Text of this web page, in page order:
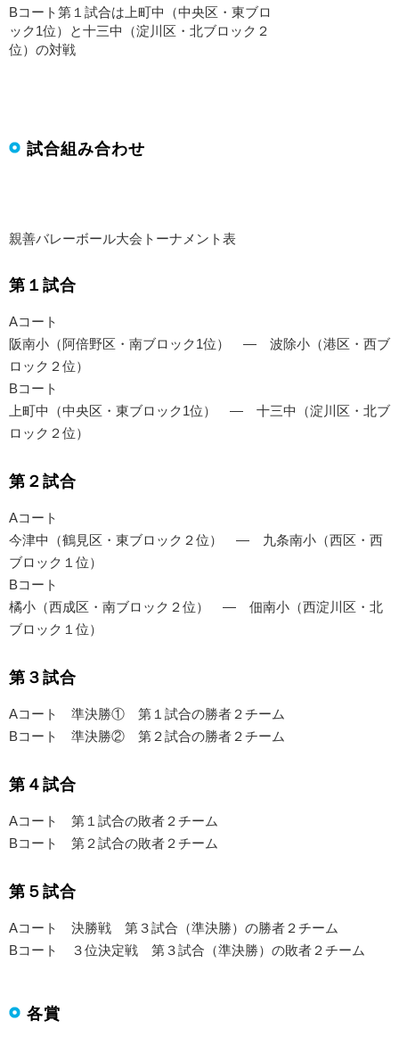
Bコート第１試合は上町中（中央区・東ブロ
ック1位）と十三中（淀川区・北ブロック２
位）の対戦
試合組み合わせ
親善バレーボール大会トーナメント表
第１試合
Aコート
阪南小（阿倍野区・南ブロック1位） — 波除小（港区・西ブ
ロック２位）
Bコート
上町中（中央区・東ブロック1位） — 十三中（淀川区・北ブ
ロック２位）
第２試合
Aコート
今津中（鶴見区・東ブロック２位） — 九条南小（西区・西
ブロック１位）
Bコート
橘小（西成区・南ブロック２位） — 佃南小（西淀川区・北
ブロック１位）
第３試合
Aコート 準決勝① 第１試合の勝者２チーム
Bコート 準決勝② 第２試合の勝者２チーム
第４試合
Aコート 第１試合の敗者２チーム
Bコート 第２試合の敗者２チーム
第５試合
Aコート 決勝戦 第３試合（準決勝）の勝者２チーム
Bコート ３位決定戦 第３試合（準決勝）の敗者２チーム
各賞